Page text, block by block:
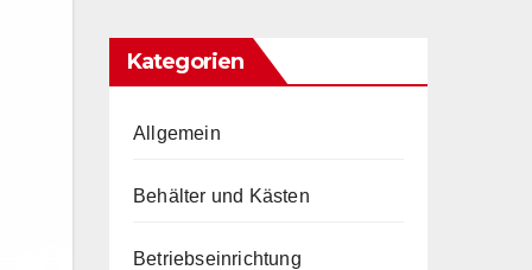
Kategorien
Allgemein
Behälter und Kästen
Betriebseinrichtung